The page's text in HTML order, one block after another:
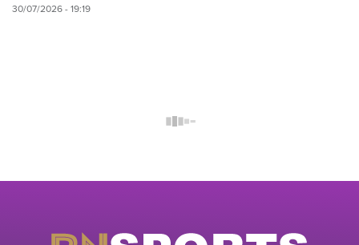
30/07/2026 - 19:19